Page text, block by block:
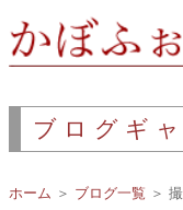
ブログギ
ホーム ＞ ブログ一覧 ＞